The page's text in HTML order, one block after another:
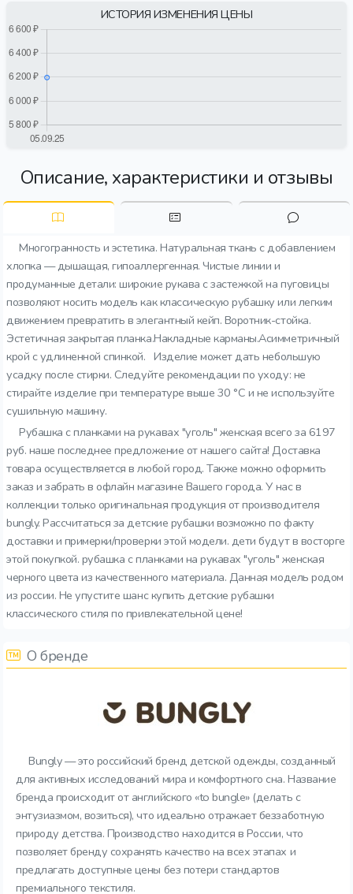
ИСТОРИЯ ИЗМЕНЕНИЯ ЦЕНЫ
Описание, характеристики и отзывы
Многогранность и эстетика. Натуральная ткань с добавлением
хлопка — дышащая, гипоаллергенная. Чистые линии и
продуманные детали: широкие рукава с застежкой на пуговицы
позволяют носить модель как классическую рубашку или легким
движением превратить в элегантный кейп. Воротник-стойка.
Эстетичная закрытая планка.Накладные карманы.Асимметричный
крой с удлиненной спинкой. Изделие может дать небольшую
усадку после стирки. Следуйте рекомендации по уходу: не
стирайте изделие при температуре выше 30 °C и не используйте
сушильную машину.
Рубашка с планками на рукавах "уголь" женская всего за 6197
руб. наше последнее предложение от нашего сайта! Доставка
товара осуществляется в любой город. Также можно оформить
заказ и забрать в офлайн магазине Вашего города. У нас в
коллекции только оригинальная продукция от производителя
bungly. Рассчитаться за детские рубашки возможно по факту
доставки и примерки/проверки этой модели. дети будут в восторге
этой покупкой. рубашка с планками на рукавах "уголь" женская
черного цвета из качественного материала. Данная модель родом
из россии. Не упустите шанс купить детские рубашки
классического стиля по привлекательной цене!
О бренде
Bungly — это российский бренд детской одежды, созданный
для активных исследований мира и комфортного сна. Название
бренда происходит от английского «to bungle» (делать с
энтузиазмом, возиться), что идеально отражает беззаботную
природу детства. Производство находится в России, что
позволяет бренду сохранять качество на всех этапах и
предлагать доступные цены без потери стандартов
премиального текстиля.